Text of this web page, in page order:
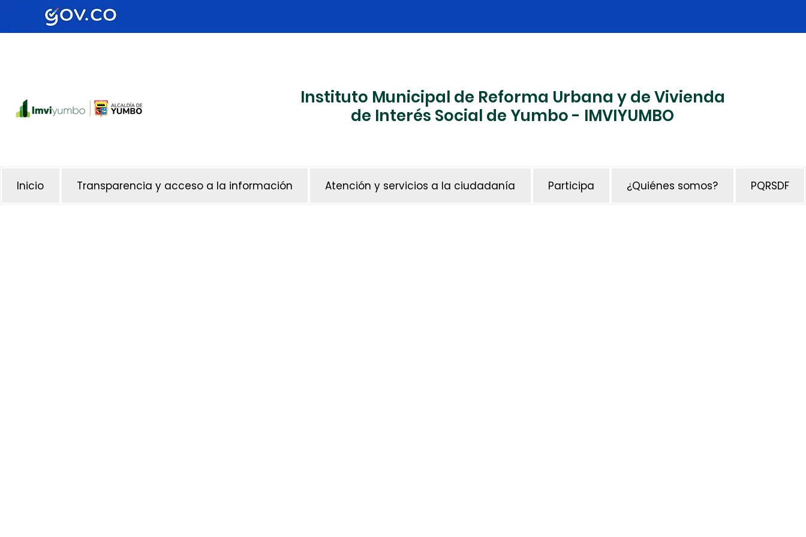
Instituto Municipal de Reforma Urbana y de Vivienda
de Interés Social de Yumbo - IMVIYUMBO
Inicio Transparencia y acceso a la información Atención y servicios a la ciudadanía Participa ¿Quiénes somos? PQRSDF